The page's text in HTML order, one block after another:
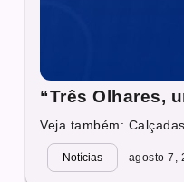
“Três Olhares,
Veja também:
Notícias agosto 7,